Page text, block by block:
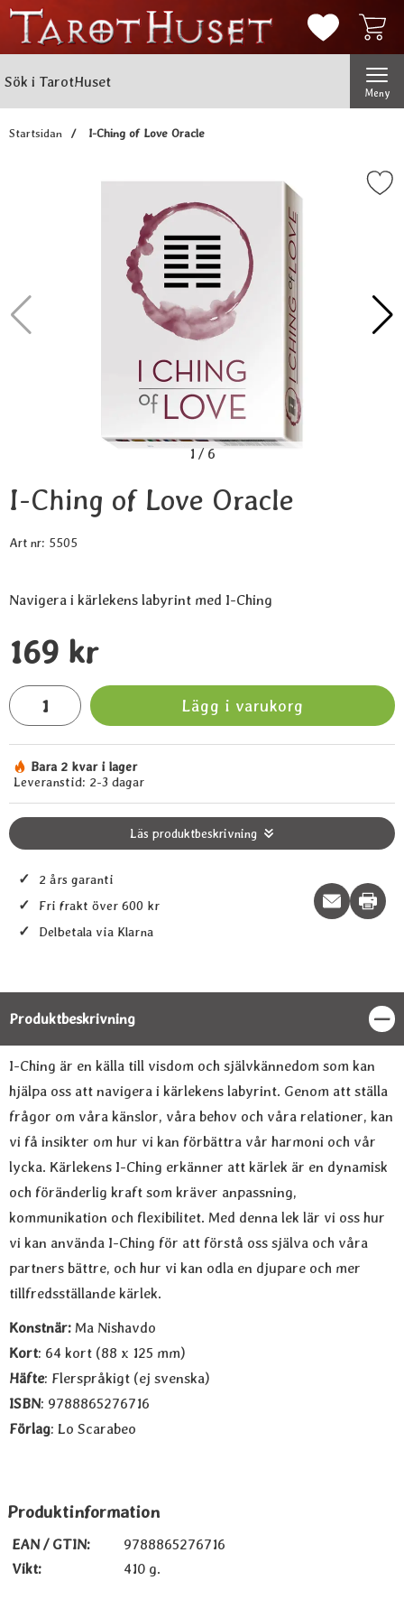
Mina
Meny
Startsidan I-Ching of Love Oracle
Markera i-Ching of Love
1 / 6
I-Ching of Love Oracle
Art nr: 5505
Navigera i kärlekens labyrint med I-Ching
pris
169 kr
antal
Lägg i varukorg
Tillgänglighet:
Bara 2 kvar i lager
Leveranstid: 2-3 dagar
Läs produktbeskrivning
✓ 2 års garanti
✓ Fri frakt över 600 kr
✓ Delbetala via Klarna
Print
Produktbeskrivning
Produktbeskrivning
I-Ching är en källa till visdom och självkännedom som kan
hjälpa oss att navigera i kärlekens labyrint. Genom att ställa
frågor om våra känslor, våra behov och våra relationer, kan
vi få insikter om hur vi kan förbättra vår harmoni och vår
lycka. Kärlekens I-Ching erkänner att kärlek är en dynamisk
och föränderlig kraft som kräver anpassning,
kommunikation och flexibilitet. Med denna lek lär vi oss hur
vi kan använda I-Ching för att förstå oss själva och våra
partners bättre, och hur vi kan odla en djupare och mer
tillfredsställande kärlek.
Konstnär: Ma Nishavdo
Kort: 64 kort (88 x 125 mm)
Häfte: Flerspråkigt (ej svenska)
ISBN: 9788865276716
Förlag: Lo Scarabeo
Produktinformation
EAN / GTIN:
9788865276716
Vikt:
410 g.